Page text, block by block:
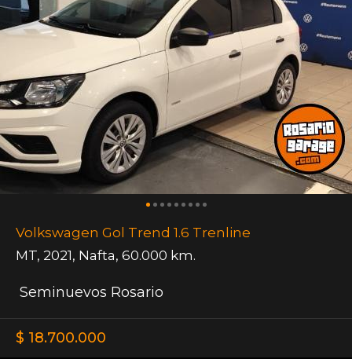
Volkswagen Gol Trend 1.6 Trenline
MT, 2021, Nafta, 60.000 km.
Seminuevos Rosario
$ 18.700.000